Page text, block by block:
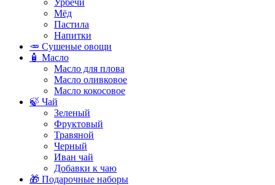
Мёд
Пастила
Напитки
🥕 Сушеные овощи
🧴 Масло
Масло для плова
Масло оливковое
Масло кокосовое
🍃 Чай
Зеленый
Фруктовый
Травяной
Черный
Иван чай
Добавки к чаю
🎁 Подарочные наборы